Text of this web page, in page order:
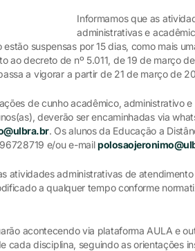
Informamos que as
administrativas e
suspensas por 15 dias, como mais
ao decreto de nº 5.011, de 19 de março
a vigorar a partir de 21 de março de
de cunho acadêmico, administrativo
deverão ser encaminhadas via
. Os alunos da Educação a
e/ou e-mail
atividades administrativas de
a qualquer tempo conforme
acontecendo via plataforma AULA e
cada disciplina, seguindo as orientações